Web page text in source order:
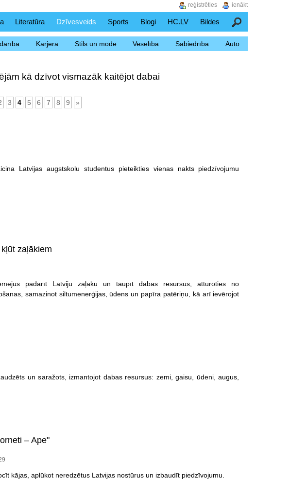
Literatūra Dzīvesveids Sports Blogi HC.LV Bildes Meklēšana
Karjera Stils un mode Veselība Sabiedrība Auto
kā dzīvot vismazāk kaitējot dabai
3 4 5 6 7 8 9 »
Latvijas augstskolu studentus pieteikties vienas nakts piedzīvojumu
zaļākiem
padarīt Latviju zaļāku un taupīt dabas resursus, atturoties no
samazinot siltumenerģijas, ūdens un papīra patēriņu, kā arī ievērojot
un saražots, izmantojot dabas resursus: zemi, gaisu, ūdeni, augus,
– Ape"
kājas, aplūkot neredzētus Latvijas nostūrus un izbaudīt piedzīvojumu.
ienākt
reģistrēties